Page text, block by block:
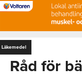
Läkemedel
Råd för